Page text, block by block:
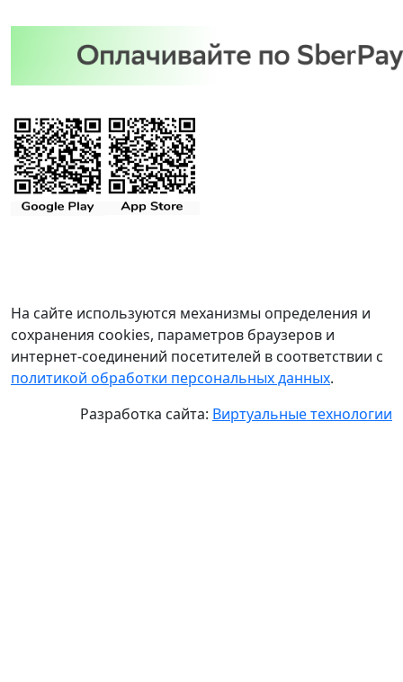
На сайте используются механизмы определения и
сохранения cookies, параметров браузеров и
интернет-соединений посетителей в соответствии с
политикой обработки персональных данных.
Разработка сайта: Виртуальные технологии